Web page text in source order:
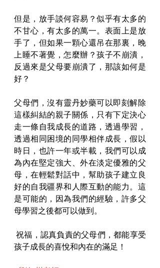
但是，放手談何容易？似乎有太多的
不甘心，有太多的萬一。表面上是放
手了，但如果一顆心還吊在那裏，晚
上睡不著覺，怎麼辦？孩子不崩潰，
反過來是父母要崩潰了，那該如何是
好？
父母們，沒有靈丹妙藥可以即刻解除
這樣糾結的親子關係，只有下定決心
走一條自我成長的道路，透過學習，
透過相同困境的同學相伴成長，假以
時日，也許一年或半載，我們可以成
為內在堅定強大、外在淡定優雅的父
母，在輕鬆對話中，幫助孩子建立良
好的自我疆界和人際互動的能力。這
是可能的，因為我們的經驗，許多父
母學習之後都可以做到。
祝福，認真負責的父母們，都能享受
孩子成長的喜悅和內在的滿足！